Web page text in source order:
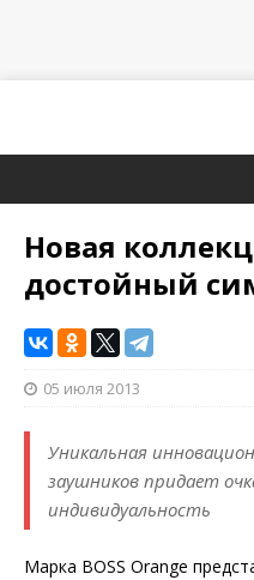
Новая
достойный
05 июля 2013
Уникальная
заушников придает
индивидуальность
Марка BOSS Orange